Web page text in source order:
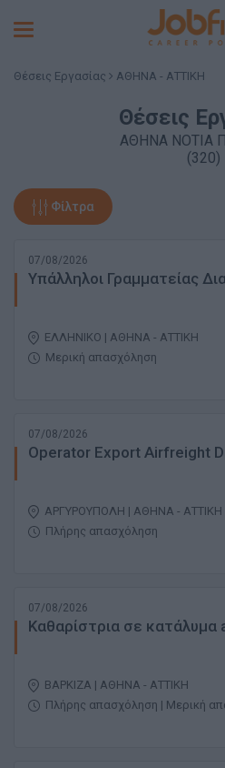
Toggle
Θέσεις Εργασίας ΑΘΗΝΑ - ΑΤΤΙΚΗ
Θέσεις
ΑΘΗΝΑ ΝΟΤΙΑ
(320)
Φίλτρα
07/08/2026
Υπάλληλοι Γραμματείας
ΕΛΛΗΝΙΚΟ | ΑΘΗΝΑ - ΑΤΤΙΚΗ
Μερική απασχόληση
07/08/2026
Operator Export Airfreight
ΑΡΓΥΡΟΥΠΟΛΗ | ΑΘΗΝΑ - ΑΤΤΙΚΗ
Πλήρης απασχόληση
07/08/2026
Καθαρίστρια σε κατάλυμα
ΒΑΡΚΙΖΑ | ΑΘΗΝΑ - ΑΤΤΙΚΗ
Πλήρης απασχόληση | Μερική